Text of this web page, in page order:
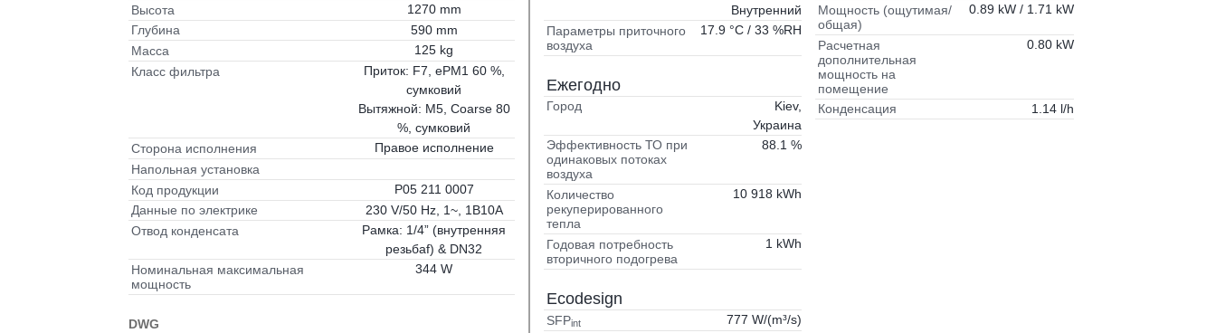
Высота
1270 mm
Глубина
590 mm
Масса
125 kg
Класс фильтра
Приток: F7, ePM1 60 %,
сумковий
Вытяжной: M5, Coarse 80
%, сумковий
Сторона исполнения
Правое исполнение
Напольная установка
Код продукции
P05 211 0007
Данные по электрике
230 V/50 Hz, 1~, 1B10A
Отвод конденсата
Рамка: 1/4” (внутренняя
резьбаf) & DN32
Номинальная максимальная
мощность
344 W
DWG
Внутренний
Параметры приточного
воздуха
17.9 °C / 33 %RH
Ежегодно
Город
Kiev,
Украина
Эффективность ТО при
одинаковых потоках
воздуха
88.1 %
Количество
рекуперированного
тепла
10 918 kWh
Годовая потребность
вторичного подогрева
1 kWh
Ecodesign
SFPint 777 W/(m³/s)
Мощность (ощутимая/
общая)
0.89 kW / 1.71 kW
Расчетная
дополнительная
мощность на
помещение
0.80 kW
Конденсация 1.14 l/h